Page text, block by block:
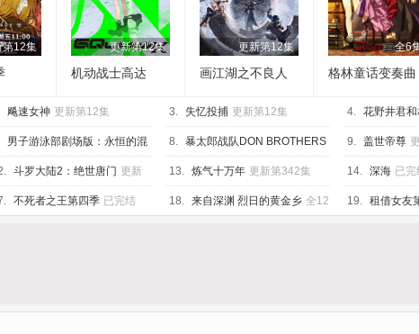
第12集 更新第12集
机动战士高达
更新第12集
画江湖之不良人
全6
格林童话变奏曲
飚速女神 更新第12集 3. 失忆投捕 更新第12集 4. 花野井君
集
男子游泳部剧场版：永恒的混
之约定 已完结
8. 暴太郎战队DON BROTHERS
已完结
9. 盖世帝尊
斗罗大陆2：绝世唐门 更新
集
13. 炼气十万年 更新第342集 14. 深海 已完
不死者之王第四季 已完结 18. 来自深渊 烈日的黄金乡 全12 19. 租借女友